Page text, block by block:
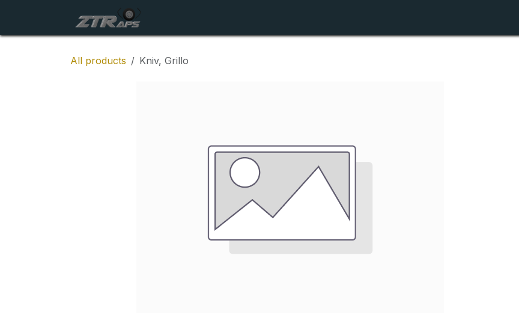
All products Kniv, Grillo